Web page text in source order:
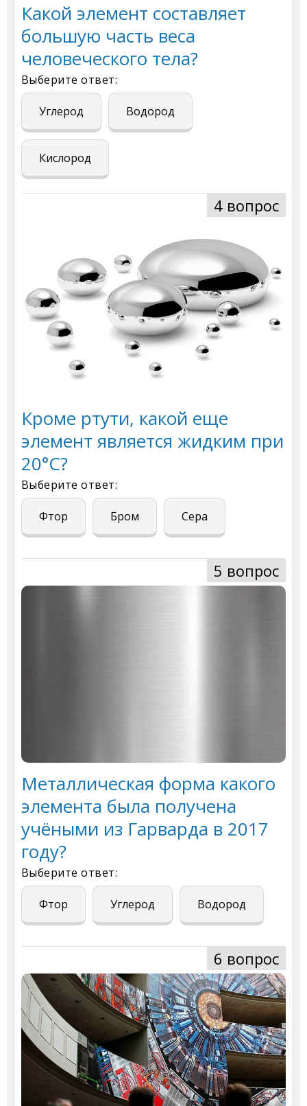
Какой элемент составляет
большую часть веса
человеческого тела?
Выберите ответ:
Углерод Водород
Кислород
4 вопрос
Кроме ртути, какой еще
элемент является жидким при
20°C?
Выберите ответ:
Фтор Бром Сера
5 вопрос
Металлическая форма какого
элемента была получена
учёными из Гарварда в 2017
году?
Выберите ответ:
Фтор Углерод Водород
6 вопрос